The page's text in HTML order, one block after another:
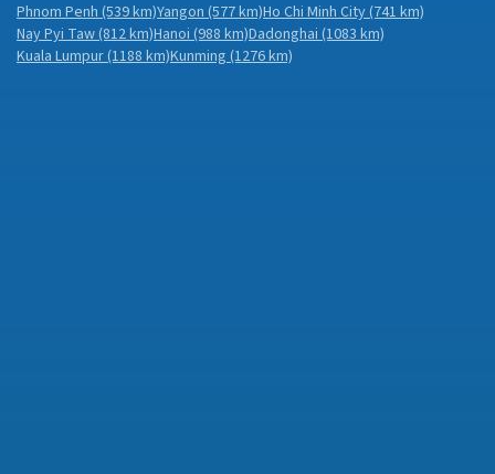
Phnom Penh(539 km)Yangon(577 km)Ho Chi Minh City(741 km)
Nay Pyi Taw(812 km)Hanoi(988 km)Dadonghai(1083 km)
Kuala Lumpur(1188 km)Kunming(1276 km)